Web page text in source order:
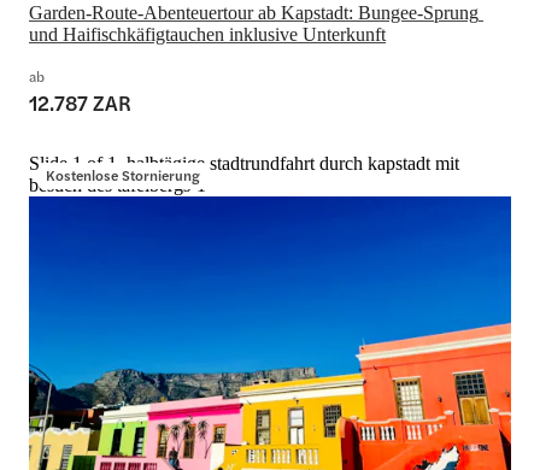
Garden-Route-Abenteuertour ab Kapstadt: Bungee-Sprung
und Haifischkäfigtauchen inklusive Unterkunft
ab
12.787 ZAR
Kostenlose Stornierung
Slide 1 of 1, halbtägige stadtrundfahrt durch kapstadt mit
besuch des tafelbergs-1